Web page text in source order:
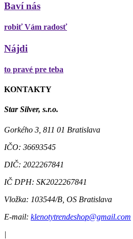
Baví nás
robiť Vám radosť
Nájdi
to pravé pre teba
KONTAKTY
Star Silver, s.r.o.
Gorkého 3, 811 01 Bratislava
IČO: 36693545
DIČ: 2022267841
IČ DPH: SK2022267841
Vložka: 103544/B, OS Bratislava
E-mail: klenotytrendeshop@gmail.com
|